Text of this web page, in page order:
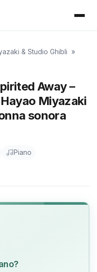
& Studio Ghibli »
Away –
Miyazaki
sonora
Piano